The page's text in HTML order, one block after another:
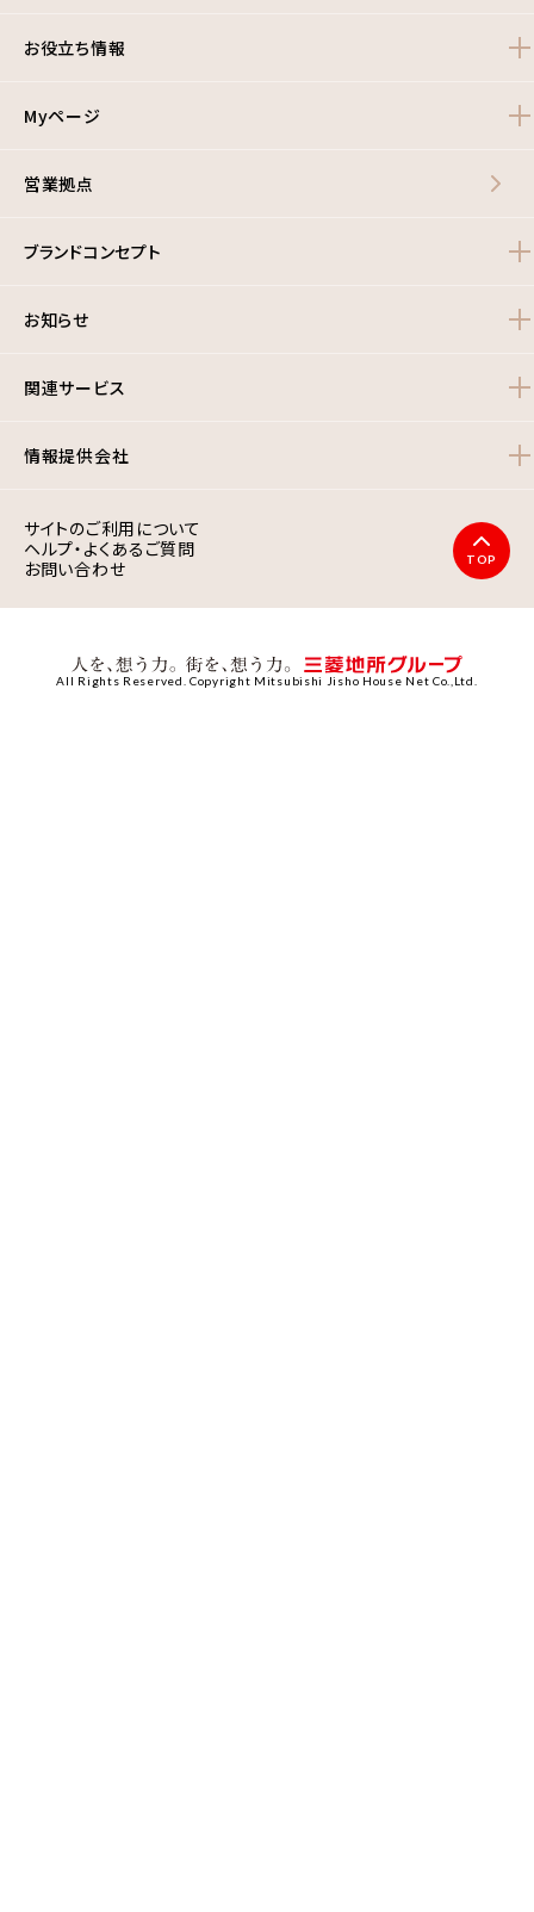
お役立ち情報
Myページ
営業拠点
ブランドコンセプト
お知らせ
関連サービス
情報提供会社
サイトのご利用について
ヘルプ・よくあるご質問
お問い合わせ
TOP
All Rights Reserved. Copyright Mitsubishi Jisho House Net Co.,Ltd.